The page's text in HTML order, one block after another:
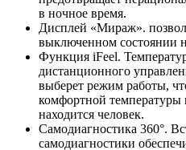
в ночное время.
Дисплей «Мираж».
выключенном состоянии
Функция iFeel.
дистанционного
выберет режим работы,
комфортной температуры
находится человек.
Cамодиагностика 360°.
самодиагностики